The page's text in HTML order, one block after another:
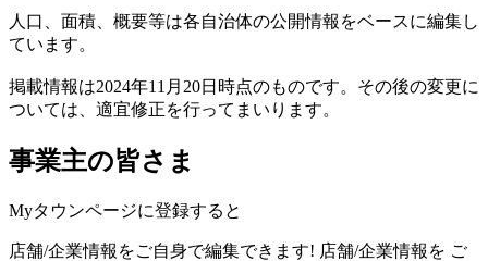
人口、面積、概要等は各自治体の公開情報をベースに編集し
ています。
掲載情報は2024年11月20日時点のものです。その後の変更に
ついては、適宜修正を行ってまいります。
事業主の皆さま
Myタウンページに登録すると
店舗/企業情報をご自身で編集できます! 店舗/企業情報を ご